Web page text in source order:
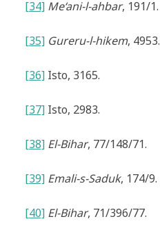
[34] Me‘ani-l-ahbar, 191/1.
[35] Gureru-l-hikem, 4953.
[36]Isto, 3165.
[37]Isto, 2983.
[38] El-Bihar, 77/148/71.
[39] Emali-s-Saduk, 174/9.
[40] El-Bihar, 71/396/77.